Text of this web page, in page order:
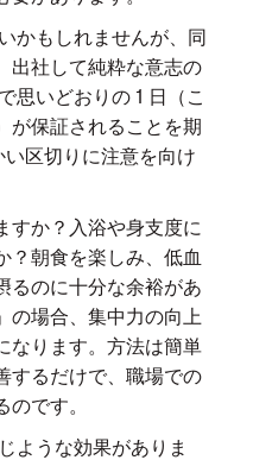
かもしれませんが、同
出社して純粋な意志の
思いどおりの 1 日（こ
が保証されることを期
区切りに注意を向け
すか？入浴や身支度に
？朝食を楽しみ、低血
るのに十分な余裕があ
の場合、集中力の向上
なります。方法は簡単
するだけで、職場での
です。
ような効果がありま